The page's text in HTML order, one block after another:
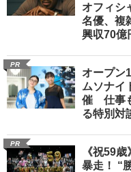
オフィシ
名優、複
興収70億
PR
オープン
ムソナイ
催 仕事
る特別対
PR
《祝59
暴走！ “